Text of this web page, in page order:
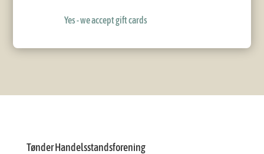
Yes - we accept gift cards
Tønder Handelsstandsforening